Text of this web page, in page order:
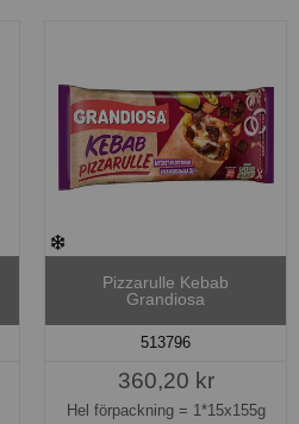
Pizzarulle Kebab
Grandiosa
513796
360,20 kr
Hel förpackning = 1*15x155g